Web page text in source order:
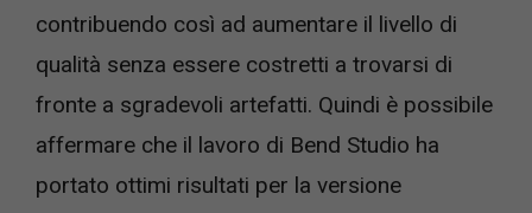
contribuendo così ad aumentare il livello di
qualità senza essere costretti a trovarsi di
fronte a sgradevoli artefatti. Quindi è possibile
affermare che il lavoro di Bend Studio ha
portato ottimi risultati per la versione